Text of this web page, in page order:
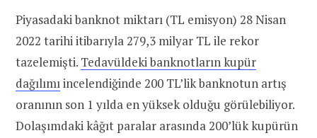
Piyasadaki banknot miktarı (TL emisyon) 28 Nisan
2022 tarihi itibarıyla 279,3 milyar TL ile rekor
tazelemişti. Tedavüldeki banknotların kupür
dağılımıincelendiğinde 200 TL’lik banknotun artış
oranının son 1 yılda en yüksek olduğu görülebiliyor.
Dolaşımdaki kâğıt paralar arasında 200’lük kupürün